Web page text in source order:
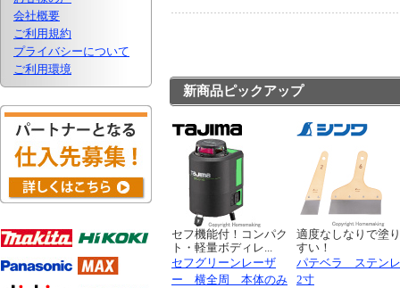
会社概要
ご利用規約
プライバシーについて
ご利用環境
新商品ピックアップ
セフ機能付！コンパク
ト・軽量ボディレ...
セフグリーンレーザ
ー 横全周 本体のみ
適度なしなりで塗
すい！
パテベラ ステン
2寸